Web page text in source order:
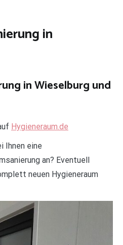
in
in Wieselburg und
Hygieneraum.de
Ihnen eine
an? Eventuell
neuen Hygieneraum